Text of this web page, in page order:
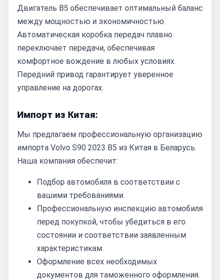
Двигатель B5 обеспечивает оптимальный баланс
между мощностью и экономичностью.
Автоматическая коробка передач плавно
переключает передачи, обеспечивая
комфортное вождение в любых условиях.
Передний привод гарантирует уверенное
управление на дорогах.
Импорт из Китая:
Мы предлагаем профессиональную организацию
импорта Volvo S90 2023 B5 из Китая в Беларусь.
Наша компания обеспечит:
Подбор автомобиля в соответствии с
вашими требованиями.
Профессиональную инспекцию автомобиля
перед покупкой, чтобы убедиться в его
состоянии и соответствии заявленным
характеристикам.
Оформление всех необходимых
документов для таможенного оформления.